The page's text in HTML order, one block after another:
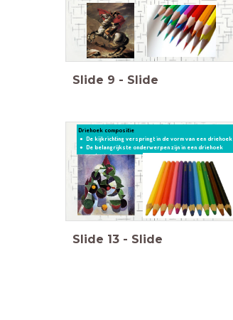
Slide 9 - Slide
Driehoek compositie
De kijkrichting verspringt in de vorm van een driehoek
De belangrijkste onderwerpen zijn in een driehoek
geplaatst.
Slide 13 - Slide